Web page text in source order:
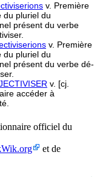
v. Première
du pluriel du
présent du verbe
v. Première
du pluriel du
présent du verbe dé-
v. [cj.
accéder à
officiel du
et de